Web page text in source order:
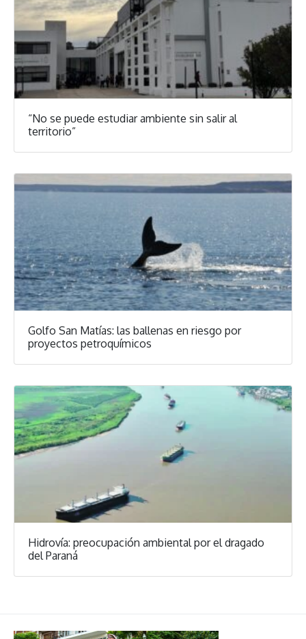
“No se puede estudiar ambiente sin salir al
territorio”
Golfo San Matías: las ballenas en riesgo por
proyectos petroquímicos
Hidrovía: preocupación ambiental por el dragado
del Paraná